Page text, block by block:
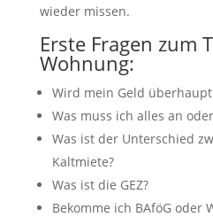
wieder missen.
Erste Fragen zum
Wohnung:
Wird mein Geld
Was muss ich alles an
Was ist der Unterschied
Kaltmiete?
Was ist die GEZ?
Bekomme ich BAföG oder